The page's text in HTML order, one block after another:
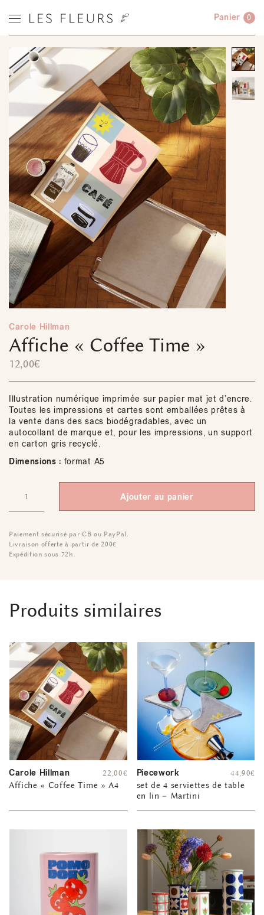
Panier 0
Carole Hillman
Affiche « Coffee Time »
12,00€
Illustration numérique imprimée sur papier mat jet d’encre.
Toutes les impressions et cartes sont emballées prêtes à
la vente dans des sacs biodégradables, avec un
autocollant de marque et, pour les impressions, un support
en carton gris recyclé.
Dimensions : format A5
Ajouter au panier
Paiement sécurisé par CB ou PayPal.
Livraison offerte à partir de 200€
Expédition sous 72h.
Produits similaires
Carole Hillman
Affiche « Coffee Time » A4
22,00€ Piecework
set de 4 serviettes de table
en lin – Martini
44,90€